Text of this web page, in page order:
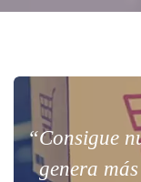
“Consigue
genera